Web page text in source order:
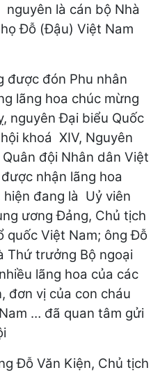
là cán bộ Nhà
Đỗ (Đậu) Việt Nam
đón Phu nhân
lãng hoa chúc mừng
nguyên Đại biểu Quốc
khoá XIV, Nguyên
đội Nhân dân Việt
nhận lãng hoa
đang là Uỷ viên
ương Đảng, Chủ tịch
quốc Việt Nam; ông Đỗ
Thứ trưởng Bộ ngoại
lãng hoa của các
đơn vị của con cháu
… đã quan tâm gửi
Đỗ Văn Kiện, Chủ tịch